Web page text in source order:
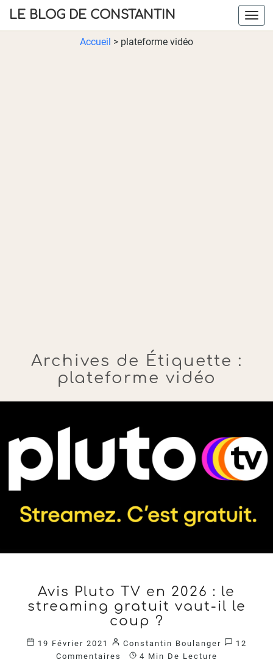
LE BLOG DE CONSTANTIN
Accueil > plateforme vidéo
Archives de Étiquette :
plateforme vidéo
PLUTO
TV
EN
2026
:
LE
Avis Pluto TV en 2026 : le
streaming gratuit vaut-il le
coup ?
19 Février 2021 Constantin Boulanger
12
Commentaires
4 Min De Lecture